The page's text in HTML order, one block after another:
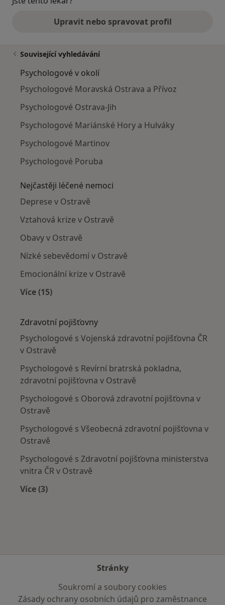
Upravit nebo spravovat profil
Související vyhledávání
Psychologové v okolí
Psychologové Moravská Ostrava a Přívoz
Psychologové Ostrava-Jih
Psychologové Mariánské Hory a Hulváky
Psychologové Martinov
Psychologové Poruba
Nejčastěji léčené nemoci
Deprese v Ostravě
Vztahová krize v Ostravě
Obavy v Ostravě
Nízké sebevědomí v Ostravě
Emocionální krize v Ostravě
Více (15)
Zdravotní pojišťovny
Psychologové s Vojenská zdravotní pojišťovna ČR
v Ostravě
Psychologové s Revírní bratrská pokladna,
zdravotní pojišťovna v Ostravě
Psychologové s Oborová zdravotní pojišťovna v
Ostravě
Psychologové s Všeobecná zdravotní pojišťovna v
Ostravě
Psychologové s Zdravotní pojišťovna ministerstva
vnitra ČR v Ostravě
Více (3)
Stránky
Soukromí a soubory cookies
Zásady ochrany osobních údajů pro zaměstnance